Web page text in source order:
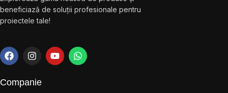
beneficiază de soluții profesionale pentru
proiectele tale!
Companie